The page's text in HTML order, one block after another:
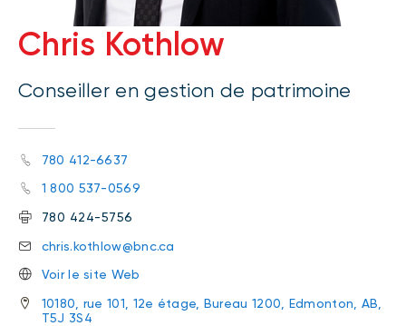
Chris Kothlow
Conseiller en gestion de patrimoine
780 412-6637
1 800 537-0569
780 424-5756
chris.kothlow@bnc.ca
Voir le site Web
10180, rue 101, 12e étage, Bureau 1200, Edmonton, AB,
T5J 3S4